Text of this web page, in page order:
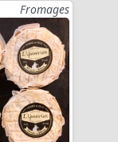
Fromages